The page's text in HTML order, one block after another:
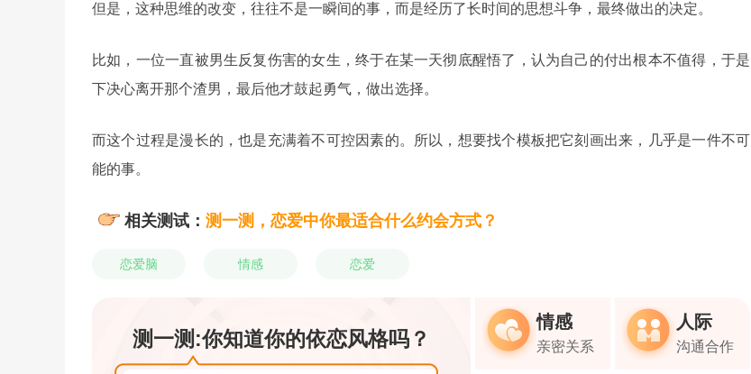
但是，这种思维的改变，往往不是一瞬间的事，而是经历了长时间的思想斗争，最终做出的决定。
比如，一位一直被男生反复伤害的女生，终于在某一天彻底醒悟了，认为自己的付出根本不值得，于是
下决心离开那个渣男，最后他才鼓起勇气，做出选择。
而这个过程是漫长的，也是充满着不可控因素的。所以，想要找个模板把它刻画出来，几乎是一件不可
能的事。
相关测试： 测一测，恋爱中你最适合什么约会方式？
恋爱脑 情感 恋爱
测一测:你知道你的依恋风格吗？
情感
亲密关系
人际
沟通合作